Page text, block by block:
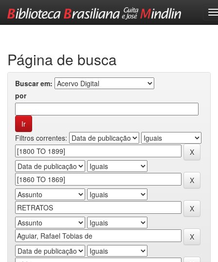
Página de busca
Buscar em:
por
Filtros correntes: